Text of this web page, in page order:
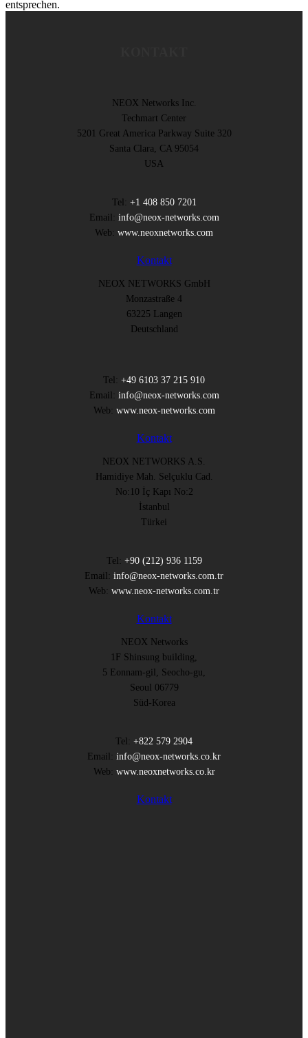
entsprechen.
NEOX Networks Inc.
Techmart Center
5201 Great America Parkway Suite 320
Santa Clara, CA 95054
USA
Tel: +1 408 850 7201
Email: info@neox-networks.com
Web: www.neoxnetworks.com
Kontakt
NEOX NETWORKS GmbH
Monzastraße 4
63225 Langen
Deutschland
Tel: +49 6103 37 215 910
Email: info@neox-networks.com
Web: www.neox-networks.com
Kontakt
NEOX NETWORKS A.S.
Hamidiye Mah. Selçuklu Cad.
No:10 İç Kapı No:2
İstanbul
Türkei
Tel: +90 (212) 936 1159
Email: info@neox-networks.com.tr
Web: www.neox-networks.com.tr
Kontakt
NEOX Networks
1F Shinsung building,
5 Eonnam-gil, Seocho-gu,
Seoul 06779
Süd-Korea
Tel: +822 579 2904
Email: info@neox-networks.co.kr
Web: www.neoxnetworks.co.kr
Kontakt